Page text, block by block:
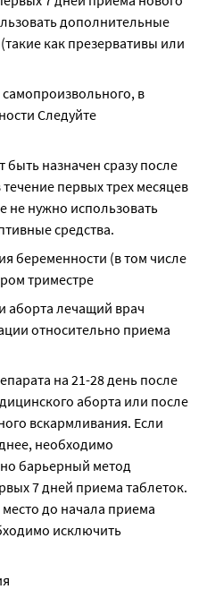
дополнительные
как презервативы или
в
Следуйте
назначен сразу после
первых трех месяцев
не нужно использовать
средства.
беременности (в том числе
триместре
лечащий врач
относительно приема
на 21-28 день после
аборта или после
вскармливания. Если
необходимо
барьерный метод
7 дней приема таблеток.
до начала приема
исключить